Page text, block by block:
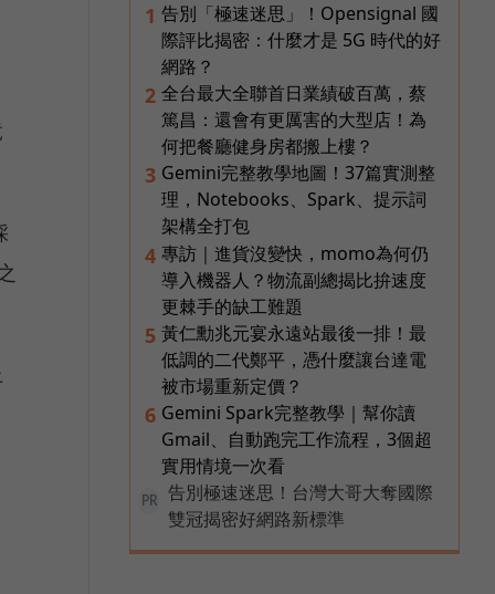
1 告別「極速迷思」！Opensignal 國
際評比揭密：什麼才是 5G 時代的好
網路？
2 全台最大全聯首日業績破百萬，蔡
篤昌：還會有更厲害的大型店！為
何把餐廳健身房都搬上樓？
3 Gemini完整教學地圖！37篇實測整
理，Notebooks、Spark、提示詞
架構全打包
4 專訪｜進貨沒變快，momo為何仍
導入機器人？物流副總揭比拚速度
更棘手的缺工難題
5 黃仁勳兆元宴永遠站最後一排！最
低調的二代鄭平，憑什麼讓台達電
被市場重新定價？
6 Gemini Spark完整教學｜幫你讀
Gmail、自動跑完工作流程，3個超
實用情境一次看
PR
告別極速迷思！台灣大哥大奪國際
雙冠揭密好網路新標準